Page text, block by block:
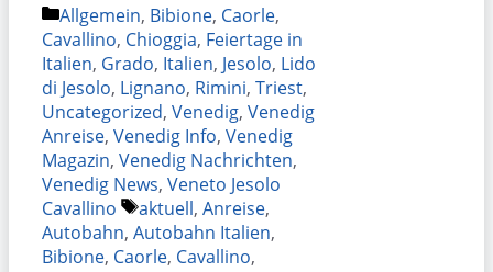
Kategorien
Allgemein, Bibione, Caorle,
Cavallino, Chioggia, Feiertage in
Italien, Grado, Italien, Jesolo, Lido
di Jesolo, Lignano, Rimini, Triest,
Uncategorized, Venedig, Venedig
Anreise, Venedig Info, Venedig
Magazin, Venedig Nachrichten,
Venedig News, Veneto Jesolo
Cavallino
Schlagwörter
aktuell, Anreise,
Autobahn, Autobahn Italien,
Bibione, Caorle, Cavallino,